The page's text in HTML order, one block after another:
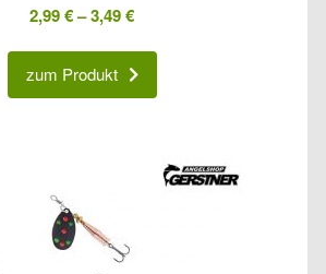
2,99€–3,49€
zum Produkt